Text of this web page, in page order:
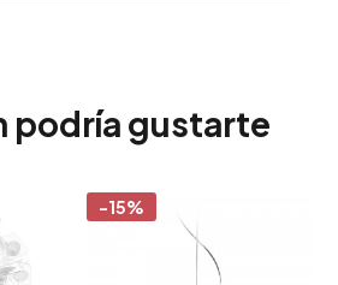
podría gustarte
-15%